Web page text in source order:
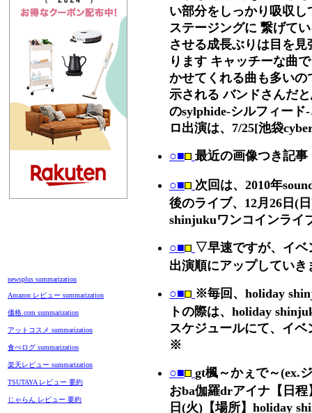
newsplus summarization
Amazon レビュー summarization
価格.com summarization
アットコスメ summarization
食べログ summarization
楽天レビュー summarization
TSUTAYA レビュー 要約
じゃらん レビュー 要約
い部分をしっかり吸収し
ステージングに 繋げて
させる成長ぶりは目を見
ります キャッチーな曲
かせてくれる曲も多いの
示される バンドさんだ
のsylphide-シルフィード
ロ出演は、7/25[池袋
○■ 最近の画像つき記
○■ 次回は、2010年
後のライブ、12月26日(
shinjukuワンコインライ
○■ ▽早速ですが、イベ
出演順にアップしてい
○■ ※毎回、holiday
トの際は、holiday
スケジュールにて、イベ
※
○■ gt楓～かぇで～(ex.
おba伽羅drアイナ【日程
日(火)【場所】holiday